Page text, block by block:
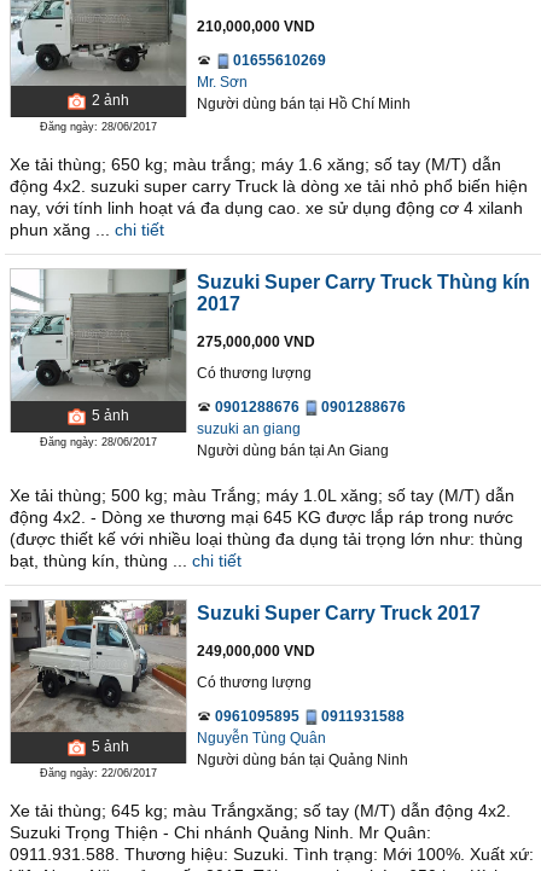
2 ảnh
Đăng ngày: 28/06/2017
210,000,000 VND
01655610269
Mr. Sơn
Người dùng bán tại Hồ Chí Minh
Xe tải thùng; 650 kg; màu trắng; máy 1.6 xăng; số tay (M/T) dẫn
động 4x2. suzuki super carry Truck là dòng xe tải nhỏ phổ biến hiện
nay, với tính linh hoạt vá đa dụng cao. xe sử dụng động cơ 4 xilanh
phun xăng ...
chi tiết
5 ảnh
Đăng ngày: 28/06/2017
Suzuki Super Carry Truck Thùng kín
2017
275,000,000 VND
Có thương lượng
0901288676
0901288676
suzuki an giang
Người dùng bán tại An Giang
Xe tải thùng; 500 kg; màu Trắng; máy 1.0L xăng; số tay (M/T) dẫn
động 4x2. - Dòng xe thương mại 645 KG được lắp ráp trong nước
(được thiết kế với nhiều loại thùng đa dụng tải trọng lớn như: thùng
bạt, thùng kín, thùng ...
chi tiết
5 ảnh
Đăng ngày: 22/06/2017
Suzuki Super Carry Truck 2017
249,000,000 VND
Có thương lượng
0961095895
0911931588
Nguyễn Tùng Quân
Người dùng bán tại Quảng Ninh
Xe tải thùng; 645 kg; màu Trắngxăng; số tay (M/T) dẫn động 4x2.
Suzuki Trọng Thiện - Chi nhánh Quảng Ninh. Mr Quân:
0911.931.588. Thương hiệu: Suzuki. Tình trạng: Mới 100%. Xuất xứ: